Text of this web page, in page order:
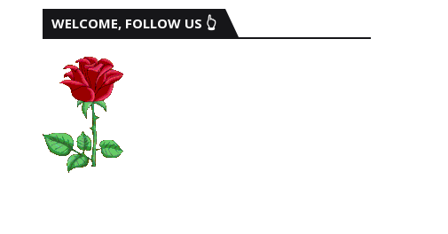
WELCOME, FOLLOW US 👆